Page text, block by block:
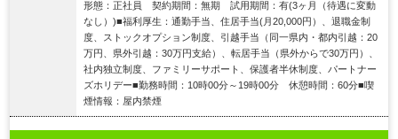
形態：正社員 契約期間：無期 試用期間：有(3ヶ月（待遇に変動
なし）)■福利厚生：通勤手当、住居手当(月20,000円）、退職金制
度、ストックオプション制度、引越手当（同一県内・都内引越：20
万円、県外引越：30万円支給）、転居手当（県外からで30万円）、
社内独立制度、ファミリーサポート、保護者半休制度、パートナー
ズホリデー■勤務時間：10時00分～19時00分 休憩時間：60分■喫
煙情報：屋内禁煙